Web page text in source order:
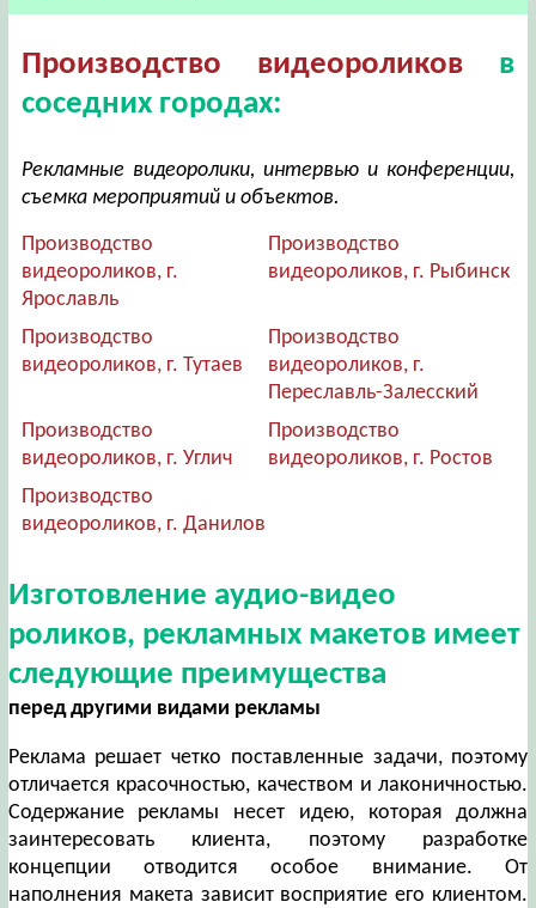
Производство видеороликовв
соседних городах:
Рекламные видеоролики, интервью и конференции,
съемка мероприятий и объектов.
Производство
видеороликов, г.
Ярославль
Производство
видеороликов, г. Рыбинск
Производство
видеороликов, г. Тутаев
Производство
видеороликов, г.
Переславль-Залесский
Производство
видеороликов, г. Углич
Производство
видеороликов, г. Ростов
Производство
видеороликов, г. Данилов
Изготовление аудио-видео
роликов, рекламных макетов имеет
следующие преимущества
перед другими видами рекламы
Реклама решает четко поставленные задачи, поэтому
отличается красочностью, качеством и лаконичностью.
Содержание рекламы несет идею, которая должна
заинтересовать клиента, поэтому разработке
концепции отводится особое внимание. От
наполнения макета зависит восприятие его клиентом.